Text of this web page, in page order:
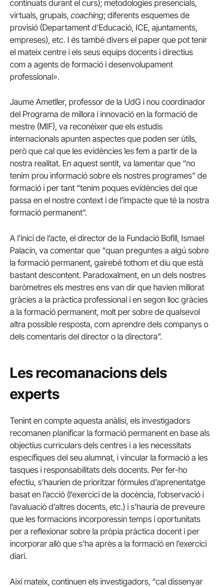
continuats durant el curs); metodologies presencials,
virtuals, grupals, coaching; diferents esquemes de
provisió (Departament d’Educació, ICE, ajuntaments,
empreses), etc. I és també divers el paper que pot tenir
el mateix centre i els seus equips docents i directius
com a agents de formació i desenvolupament
professional».
Jaume Ametller, professor de la UdG i nou coordinador
del Programa de millora i innovació en la formació de
mestre (MIF), va reconèixer que els estudis
internacionals apunten aspectes que poden ser útils,
però que cal que les evidències les fem a partir de la
nostra realitat. En aquest sentit, va lamentar que “no
tenim prou informació sobre els nostres programes” de
formació i per tant “tenim poques evidències del que
passa en el nostre context i de l’impacte que té la nostra
formació permanent”.
A l’inici de l’acte, el director de la Fundació Bofill, Ismael
Palacín, va comentar que “quan preguntes a algú sobre
la formació permanent, gairebé tothom et diu que està
bastant descontent. Paradoxalment, en un dels nostres
baròmetres els mestres ens van dir que havien millorat
gràcies a la pràctica professional i en segon lloc gràcies
a la formació permanent, molt per sobre de qualsevol
altra possible resposta, com aprendre dels companys o
dels comentaris del director o la directora”.
Les recomanacions dels
experts
Tenint en compte aquesta anàlisi, els investigadors
recomanen planificar la formació permanent en base als
objectius curriculars dels centres i a les necessitats
específiques del seu alumnat, i vincular la formació a les
tasques i responsabilitats dels docents. Per fer-ho
efectiu, s’haurien de prioritzar fórmules d’aprenentatge
basat en l’acció (l’exercici de la docència, l’observació i
l’avaluació d’altres docents, etc.) i s’hauria de preveure
que les formacions incorporessin temps i oportunitats
per a reflexionar sobre la pròpia pràctica docent i per
incorporar allò que s’ha après a la formació en l’exercici
diari.
Així mateix, continuen els investigadors, “cal dissenyar